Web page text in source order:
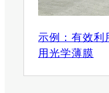
示例：有效利
用光学薄膜